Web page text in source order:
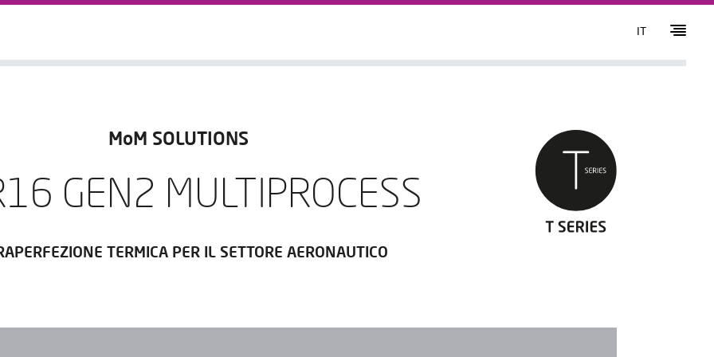
MoM SOLUTIONS
GEN2 MULTIPROCESS
TERMICA PER IL SETTORE AERONAUTICO